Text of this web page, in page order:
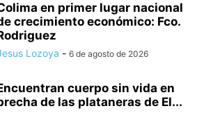
en primer lugar nacional
crecimiento económico: Fco.
Lozoya - 6 de agosto de 2026
cuerpo sin vida en
de las plataneras de El...